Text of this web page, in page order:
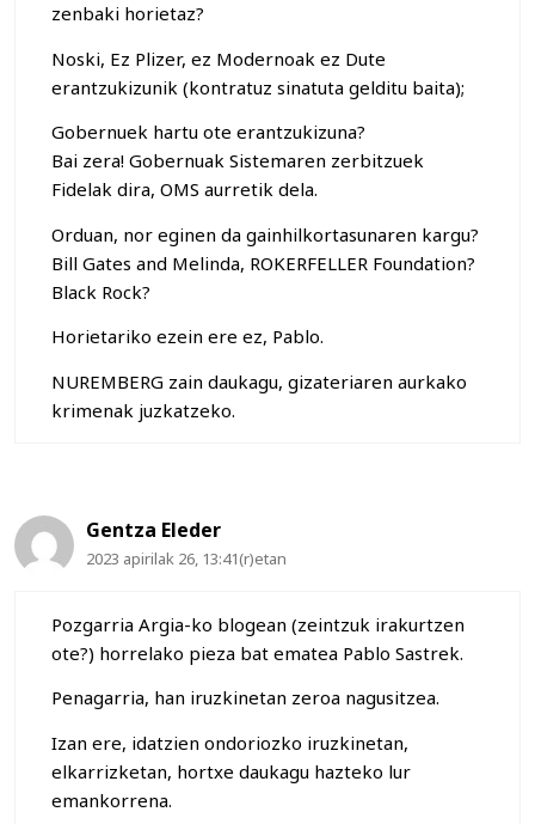
zenbaki horietaz?
Noski, Ez Plizer, ez Modernoak ez Dute
erantzukizunik (kontratuz sinatuta gelditu baita);
Gobernuek hartu ote erantzukizuna?
Bai zera! Gobernuak Sistemaren zerbitzuek
Fidelak dira, OMS aurretik dela.
Orduan, nor eginen da gainhilkortasunaren kargu?
Bill Gates and Melinda, ROKERFELLER Foundation?
Black Rock?
Horietariko ezein ere ez, Pablo.
NUREMBERG zain daukagu, gizateriaren aurkako
krimenak juzkatzeko.
Gentza Eleder
2023 apirilak 26, 13:41(r)etan
Pozgarria Argia-ko blogean (zeintzuk irakurtzen
ote?) horrelako pieza bat ematea Pablo Sastrek.
Penagarria, han iruzkinetan zeroa nagusitzea.
Izan ere, idatzien ondoriozko iruzkinetan,
elkarrizketan, hortxe daukagu hazteko lur
emankorrena.